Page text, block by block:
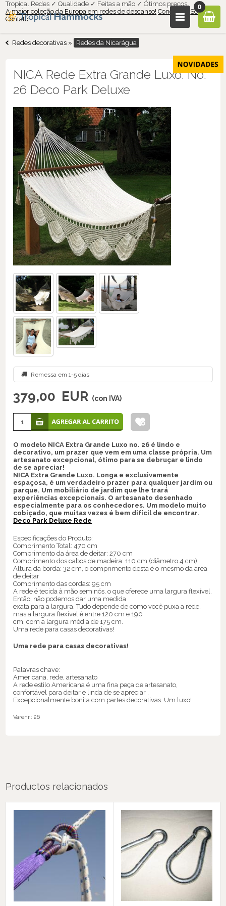
Tropical Redes ✓ Qualidade ✓ Feitas a mão ✓ Ótimos preços
A maior coleção da Europa em redes de descanso! Condições
Sobre nós
Contato
0
Redes decorativas » Redes da Nicarágua
NICA Rede Extra Grande Luxo. No.
26 Deco Park Deluxe
Remessa em 1-5 días
379,00 EUR (con IVA)
O modelo NICA Extra Grande Luxo no. 26 é lindo e
decorativo, um prazer que vem em uma classe própria. Um
artesanato excepcional, ótimo para se debruçar e lindo
de se apreciar!
NICA Extra Grande Luxo. Longa e exclusivamente
espaçosa, é um verdadeiro prazer para qualquer jardim ou
parque. Um mobiliário de jardim que lhe trará
experiências excepcionais. O artesanato desenhado
especialmente para os conhecedores. Um modelo muito
cobiçado, que muitas vezes é bem difícil de encontrar.
Deco Park Deluxe Rede
Especificações do Produto:
Comprimento Total: 470 cm
Comprimento da área de deitar: 270 cm
Comprimento dos cabos de madeira: 110 cm (diâmetro 4 cm)
Altura da borda: 32 cm, o comprimento desta é o mesmo da área
de deitar
Comprimento das cordas: 95 cm
A rede é tecida à mão sem nós, o que oferece uma largura flexível.
Então, não podemos dar uma medida
exata para a largura. Tudo depende de como você puxa a rede,
mas a largura flexível é entre 120 cm e 190
cm, com a largura média de 175 cm.
Uma rede para casas decorativas!
Uma rede para casas decorativas!
Palavras chave:
Americana, rede, artesanato
A rede estilo Americana é uma fina peça de artesanato,
confortável para deitar e linda de se apreciar .
Excepcionalmente bonita com partes decorativas. Um luxo!
Varenr.:26
Productos relacionados